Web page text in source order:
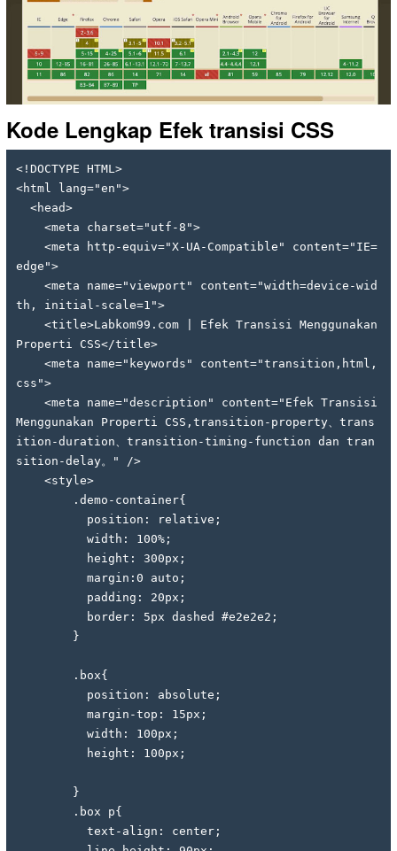
Kode Lengkap Efek transisi CSS
<!DOCTYPE HTML>
<html lang="en">
  <head>
    <meta charset="utf-8">
edge">
th, initial-scale=1">
Properti CSS</title>
css">
Menggunakan Properti CSS,transition-property、trans
ition-duration、transition-timing-function dan tran
sition-delay。" />
    <style>
        .demo-container{
          position: relative;
          width: 100%;
          height: 300px;
          margin:0 auto;
          padding: 20px;
          border: 5px dashed #e2e2e2;
        }
        .box{
          position: absolute;
          margin-top: 15px;
          width: 100px;
          height: 100px;
        }
        .box p{
          text-align: center;